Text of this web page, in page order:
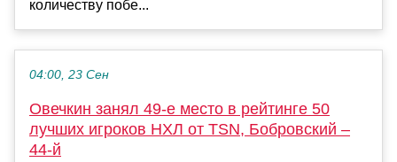
количеству побе...
04:00, 23 Сен
Овечкин занял 49-е место в рейтинге 50
лучших игроков НХЛ от TSN, Бобровский –
44-й